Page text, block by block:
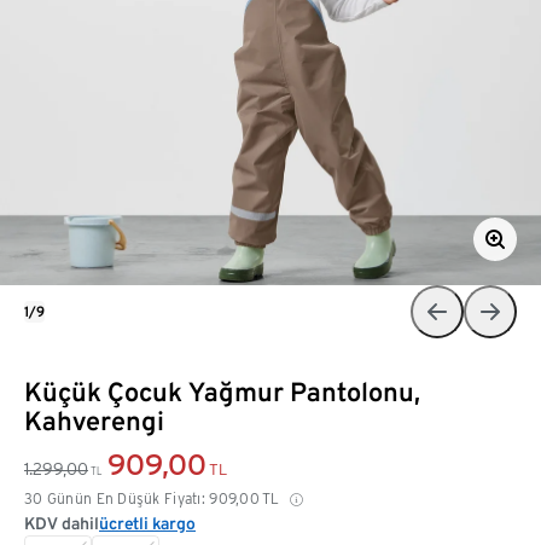
Küçük Çocuk Yağmur Pantolonu,
Kahverengi
1.299,00 TL 909,00 TL
30 Günün En Düşük Fiyatı: 909,00 TL
KDV dahilücretli kargo
1/9